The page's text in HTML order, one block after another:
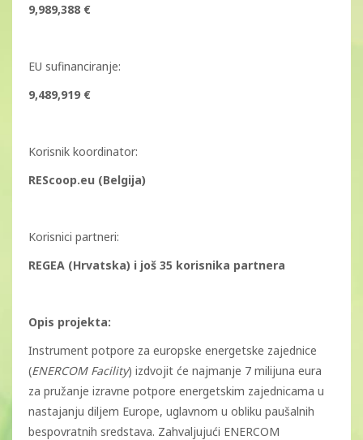
9,989,388 €
EU sufinanciranje:
9,489,919 €
Korisnik koordinator:
REScoop.eu (Belgija)
Korisnici partneri:
REGEA (Hrvatska) i još 35 korisnika partnera
Opis projekta:
Instrument potpore za europske energetske zajednice
(ENERCOM Facility) izdvojit će najmanje 7 milijuna eura
za pružanje izravne potpore energetskim zajednicama u
nastajanju diljem Europe, uglavnom u obliku paušalnih
bespovratnih sredstava. Zahvaljujući ENERCOM